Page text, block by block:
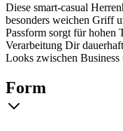
Diese smart-casual
besonders weichen Griff
Passform sorgt für hohen
Verarbeitung Dir
Looks zwischen
Form